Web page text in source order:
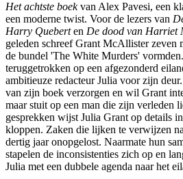
Het achtste boekvan Alex Pavesi, een
een moderne twist. Voor de lezers van
Harry Queberten De dood van Harriet
geleden schreef Grant McAllister zeven
de bundel 'The White Murders'
teruggetrokken op een afgezonderd
ambitieuze redacteur Julia voor zijn
van zijn boek verzorgen en wil Grant
maar stuit op een man die zijn verleden
gesprekken wijst Julia Grant op details
kloppen. Zaken die lijken te verwijzen
dertig jaar onopgelost. Naarmate hun
stapelen de inconsistenties zich op en
Julia met een dubbele agenda naar het